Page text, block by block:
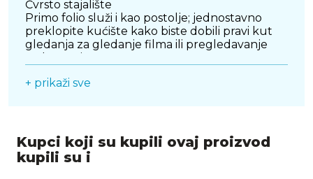
Čvrsto stajalište
Primo folio služi i kao postolje; jednostavno
preklopite kućište kako biste dobili pravi kut
gledanja za gledanje filma ili pregledavanje
+ prikaži sve
Kupci koji su kupili ovaj proizvod
kupili su i